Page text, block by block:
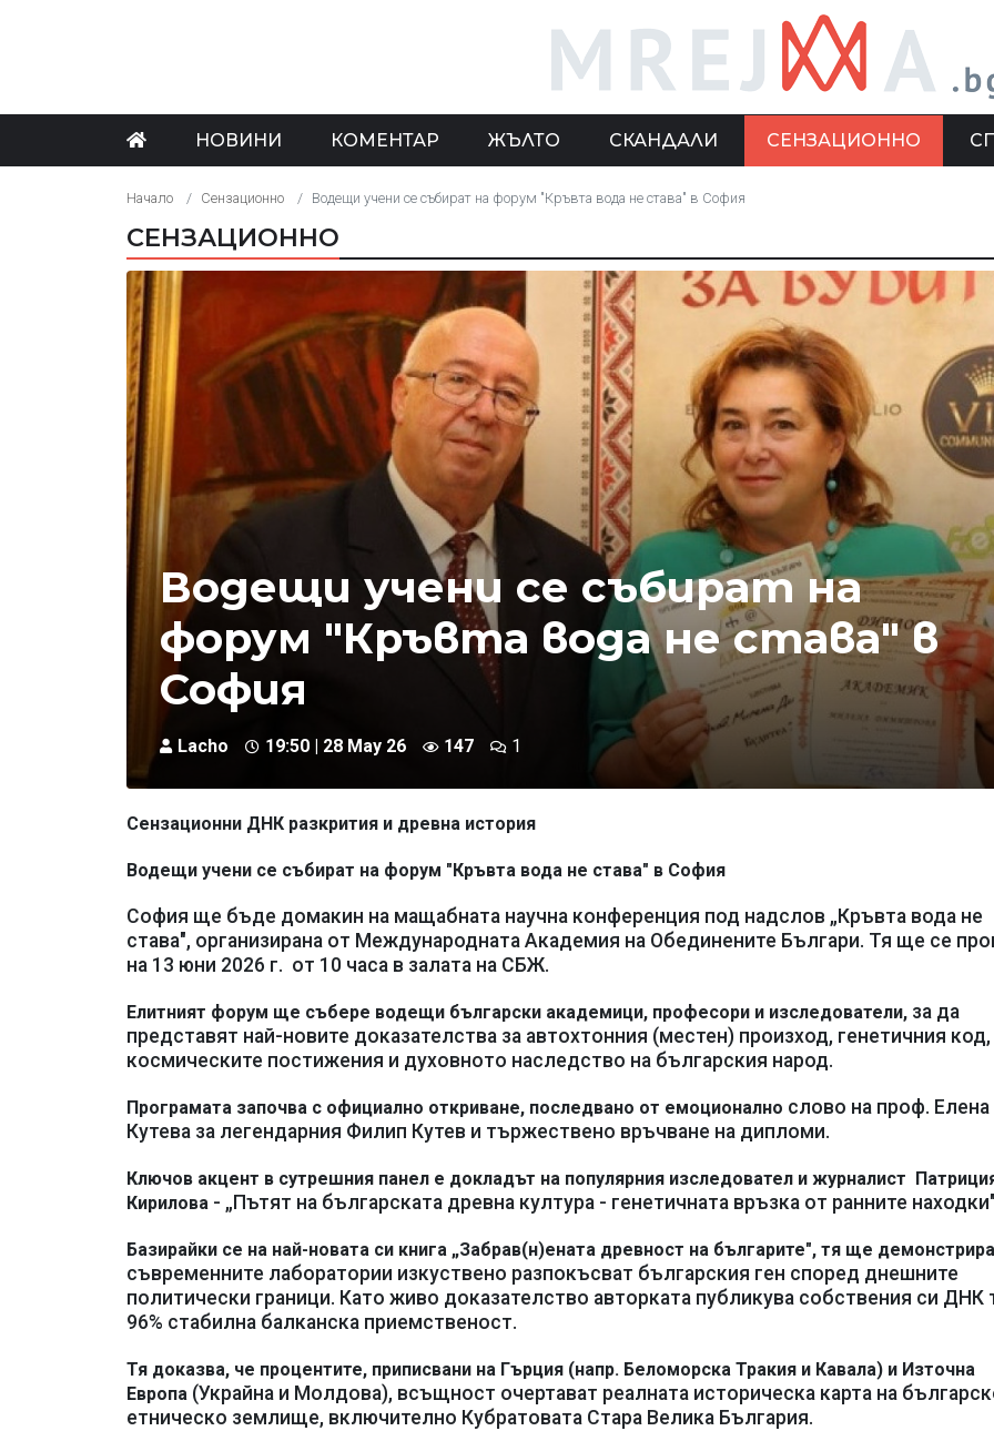
НОВИНИ КОМЕНТАР ЖЪЛТО СКАНДАЛИ СЕНЗАЦИОННО
Начало Сензационно Водещи учени се събират на форум "Кръвта вода не става" в София
СЕНЗАЦИОННО
Водещи учени се събират на
форум "Кръвта вода не става" в
София
Lacho 19:50 | 28 May 26 147 1
Сензационни ДНК разкрития и древна история
Водещи учени се събират на форум "Кръвта вода не става" в София
София ще бъде домакин на мащабната научна конференция под надслов „Кръвта вода не
става", организирана от Международната Академия на Обединените Българи. Тя ще се
на 13 юни 2026 г. от 10 часа в залата на СБЖ.
Елитният форум ще събере водещи български академици, професори и изследователи, за да
представят най-новите доказателства за автохтонния (местен) произход, генетичния код,
космическите постижения и духовното наследство на българския народ.
Програмата започва с официално откриване, последвано от емоционално слово на проф. Елена
Кутева за легендарния Филип Кутев и тържествено връчване на дипломи.
Ключов акцент в сутрешния панел е докладът на популярния изследовател и журналист
Кирилова - „Пътят на българската древна култура - генетичната връзка от ранните
Базирайки се на най-новата си книга „Забрав(н)ената древност на българите", тя ще
съвременните лаборатории изкуствено разпокъсват българския ген според днешните
политически граници. Като живо доказателство авторката публикува собствения си ДНК
96% стабилна балканска приемственост.
Тя доказва, че процентите, приписвани на Гърция (напр. Беломорска Тракия и Кавала) и Източна
Европа (Украйна и Молдова), всъщност очертават реалната историческа карта на
етническо землище, включително Кубратовата Стара Велика България.